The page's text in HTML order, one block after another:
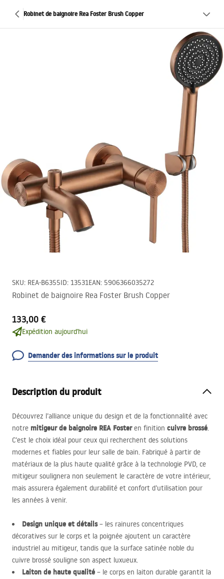
Robinet de baignoire Rea Foster Brush Copper
SKU: REA-B6355ID: 13531EAN: 5906366035272
Robinet de baignoire Rea Foster Brush Copper
133,00 €
Expédition aujourd'hui
Demander des informations sur le produit
Description du produit
Découvrez l’alliance unique du design et de la fonctionnalité avec
notre mitigeur de baignoire REA Fosteren finition cuivre brossé.
C’est le choix idéal pour ceux qui recherchent des solutions
modernes et fiables pour leur salle de bain. Fabriqué à partir de
matériaux de la plus haute qualité grâce à la technologie PVD, ce
mitigeur soulignera non seulement le caractère de votre intérieur,
mais assurera également durabilité et confort d’utilisation pour
les années à venir.
Design unique et détails– les rainures concentriques
décoratives sur le corps et la poignée ajoutent un caractère
industriel au mitigeur, tandis que la surface satinée noble du
cuivre brossé souligne son aspect luxueux.
Laiton de haute qualité – le corps en laiton durable garantit la